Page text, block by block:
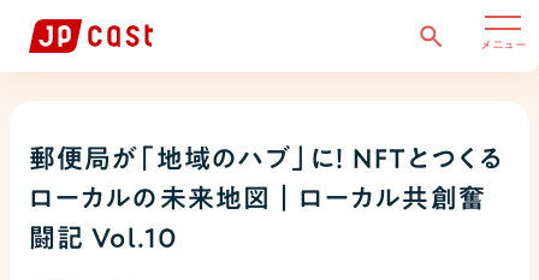
メニュー
郵便局が「地域のハブ」に！ NFTとつくる
ローカルの未来地図｜ローカル共創奮
闘記 Vol.10